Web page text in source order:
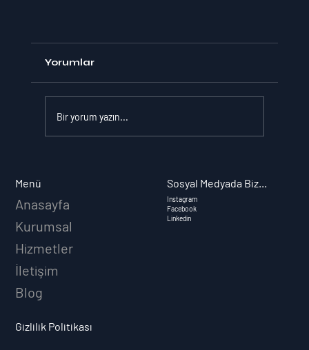
Kurumsal Kimlik: Markanızı
Temel Unsurlar
Yorumlar
Bir yorum yazın...
Menü
Anasayfa
Kurumsal
Hizmetler
İletişim
Blog
Gizlilik Politikası
Sosyal Medyada Biz...
Instagram
Facebook
Linkedin